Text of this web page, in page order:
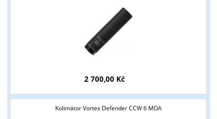
2 700,00 Kč
Kolimátor Vortex Defender CCW 6 MOA